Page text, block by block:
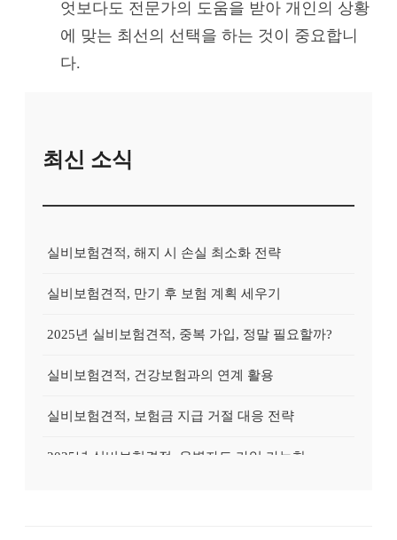
엇보다도 전문가의 도움을 받아 개인의 상황
에 맞는 최선의 선택을 하는 것이 중요합니
다.
최신 소식
실비보험견적, 해지 시 손실 최소화 전략
실비보험견적, 만기 후 보험 계획 세우기
2025년 실비보험견적, 중복 가입, 정말 필요할까?
실비보험견적, 건강보험과의 연계 활용
실비보험견적, 보험금 지급 거절 대응 전략